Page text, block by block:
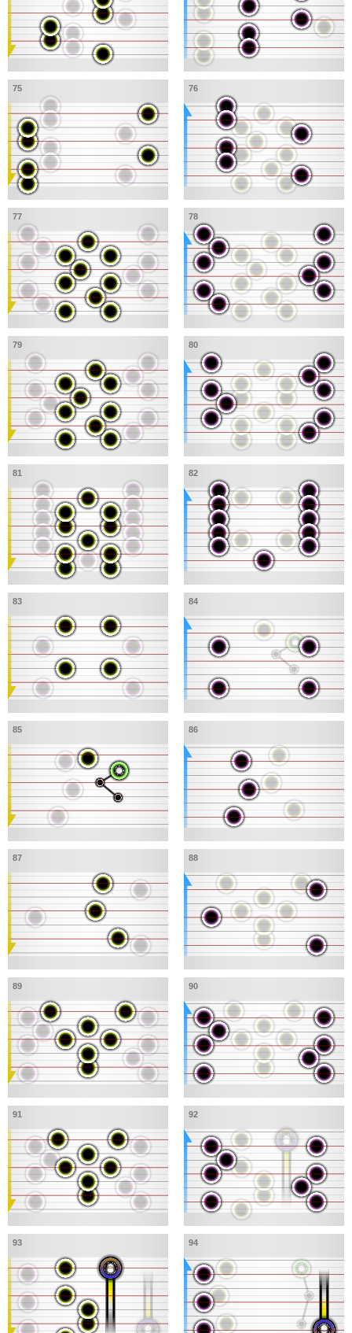
75 76
77 78
79 80
81 82
83 84
85 86
87 88
89 90
91 92
93 94